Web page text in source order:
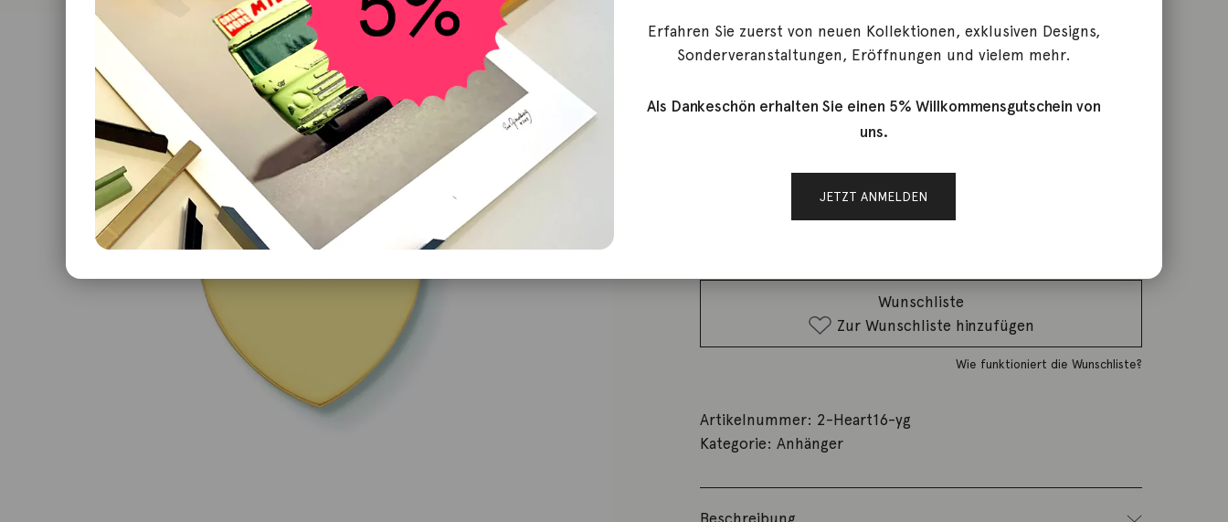
Anhänger Herz 18K Gelbgold 16mm
16mm
IN DEN WARENKORB
Wunschliste
Zur Wunschliste hinzufügen
Wie funktioniert die Wunschliste?
Artikelnummer: 2-Heart16-yg
Kategorie:Anhänger
Beschreibung
Erfahren Sie zuerst von neuen Kollektionen, exklusiven Designs,
Sonderveranstaltungen, Eröffnungen und vielem mehr.
Als Dankeschön erhalten Sie einen 5% Willkommensgutschein von
uns.
JETZT ANMELDEN